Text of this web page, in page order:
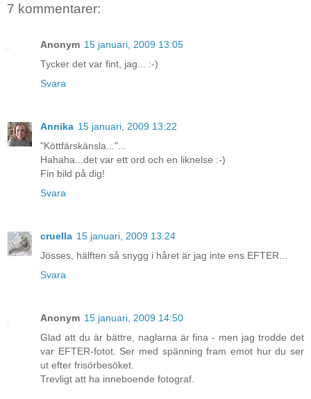
7 kommentarer:
Anonym 15 januari, 2009 13:05
Tycker det var fint, jag... :-)
Svara
Annika 15 januari, 2009 13:22
"Köttfärskänsla..."...
Hahaha...det var ett ord och en liknelse :-)
Fin bild på dig!
Svara
cruella 15 januari, 2009 13:24
Jösses, hälften så snygg i håret är jag inte ens EFTER...
Svara
Anonym 15 januari, 2009 14:50
Glad att du är bättre, naglarna är fina - men jag trodde det
var EFTER-fotot. Ser med spänning fram emot hur du ser
ut efter frisörbesöket.
Trevligt att ha inneboende fotograf.